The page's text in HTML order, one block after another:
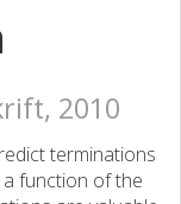
2010
terminations
function of the